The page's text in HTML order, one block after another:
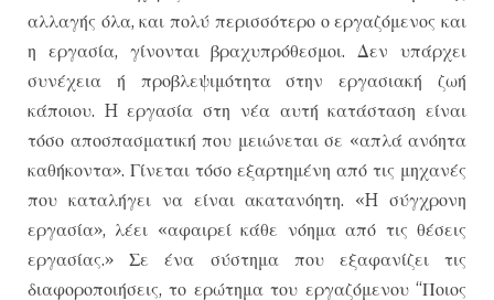
αλλαγής όλα, και πολύ περισσότερο ο εργαζόμενος και
η εργασία, γίνονται βραχυπρόθεσμοι. Δεν υπάρχει
συνέχεια ή προβλεψιμότητα στην εργασιακή ζωή
κάποιου. H εργασία στη νέα αυτή κατάσταση είναι
τόσο αποσπασματική που μειώνεται σε «απλά ανόητα
καθήκοντα». Γίνεται τόσο εξαρτημένη από τις μηχανές
που καταλήγει να είναι ακατανόητη. «H σύγχρονη
εργασία», λέει «αφαιρεί κάθε νόημα από τις θέσεις
εργασίας.» Σε ένα σύστημα που εξαφανίζει τις
διαφοροποιήσεις, το ερώτημα του εργαζόμενου “Ποιος